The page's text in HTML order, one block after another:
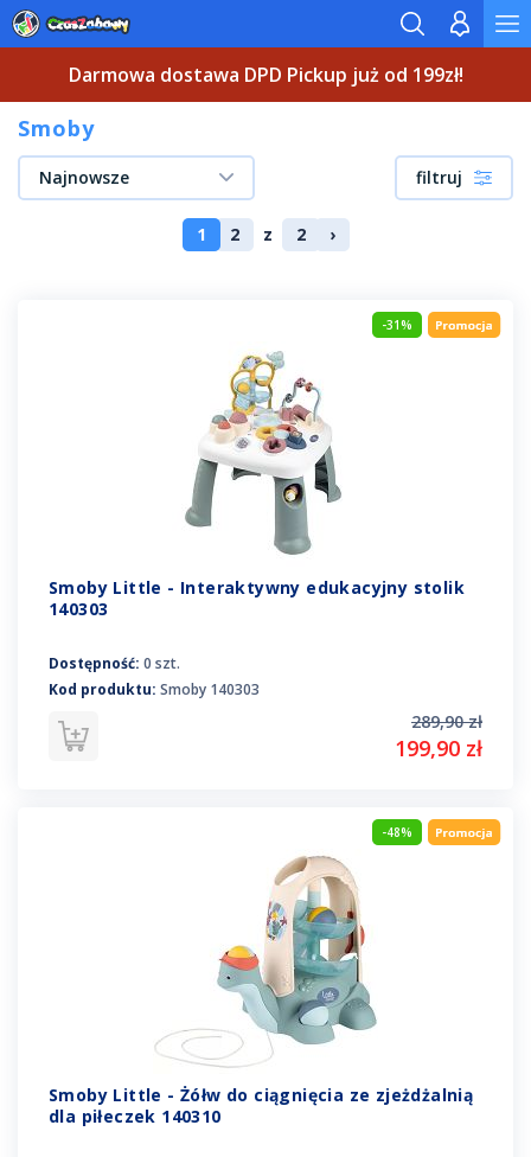
Darmowa dostawa DPD Pickup już od 199zł!
Smoby
Najnowsze filtruj
1 2 z 2 ›
-31%
Smoby Little - Interaktywny edukacyjny stolik
140303
Dostępność: 0 szt.
Kod produktu: Smoby 140303
289,90 zł
199,90 zł
-48%
Smoby Little - Żółw do ciągnięcia ze zjeżdżalnią
dla piłeczek 140310